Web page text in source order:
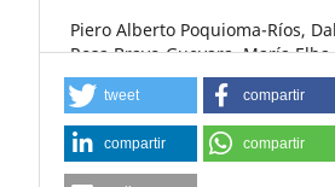
Piero Alberto Poquioma-Ríos,
Rosa Bravo-Guevara, María Elba
Cerna-Moyano, Felimon Angel
Damian-Chumbe, Javier Ernesto
Garcia Wong-Kit (2025)
Intelligent Sustainable Systems.
Lecture Notes in Networks and
tweet compartir
compartir compartir